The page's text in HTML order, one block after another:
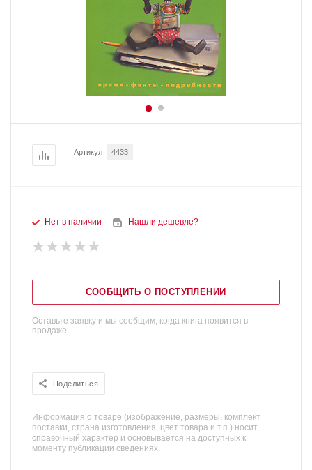
Артикул 4433
Нет в наличии Нашли дешевле?
СООБЩИТЬ О ПОСТУПЛЕНИИ
Оставьте заявку и мы сообщим, когда книга появится в
продаже.
Поделиться
Информация о товаре (изображение, размеры, комплект
поставки, страна изготовления, цвет товара и т.п.) носит
справочный характер и основывается на доступных к
моменту публикации сведениях.